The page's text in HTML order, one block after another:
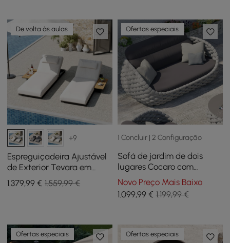
De volta às aulas
+9
Espreguiçadeira Ajustável
de Exterior Tevara em
Teca e Alumínio em
Branco, Conjunto de 2
1.379,99 € 1.559,99 €
Ofertas especiais
1 Concluir | 2 Configuração
Sofá de jardim de dois
lugares Cocaro com
almofadas removíveis de
corda trançada
Novo Preço Mais Baixo
1.099,99€ 1.199,99 €
Ofertas especiais Ofertas especiais